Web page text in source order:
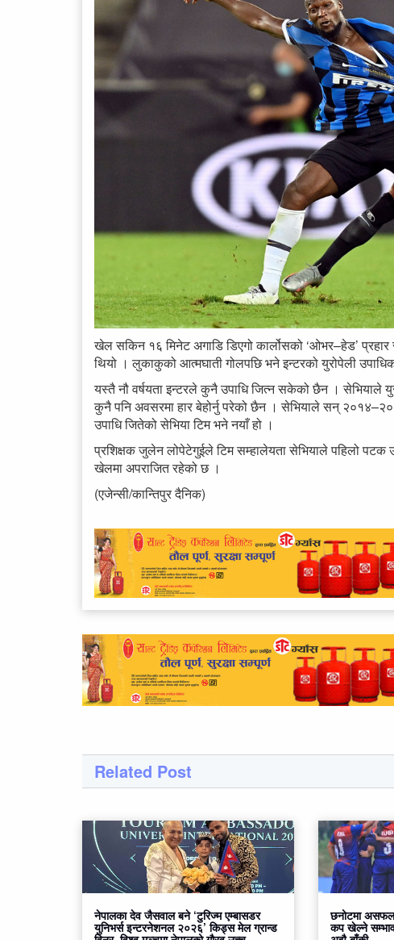
खेल सकिन १६ मिनेट अगाडि डिएगो कार्लोसको ‘ओभर–हेड’
थियो । लुकाकुको आत्मघाती गोलपछि भने इन्टरको युरोपेली
यस्तै नौ वर्षयता इन्टरले कुनै उपाधि जित्न सकेको छैन । सेभियाले
कुनै पनि अवसरमा हार बेहोर्नु परेको छैन । सेभियाले सन्
उपाधि जितेको सेभिया टिम भने नयाँ हो ।
प्रशिक्षक जुलेन लोपेटेगुईले टिम सम्हालेयता सेभियाले पहिलो पटक
खेलमा अपराजित रहेको छ ।
(एजेन्सी/कान्तिपुर दैनिक)
Related Post
नेपालका देव जैसवाल बने ‘टुरिज्म एम्बासडर
युनिभर्स इन्टरनेशनल २०२६’ किड्स मेल ग्रान्ड
छनोटमा असफल
कप खेल्ने